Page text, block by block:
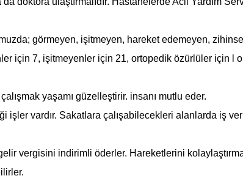
görmeyen, işitmeyen, hareket edemeyen,
için 7, işitmeyenler için 21, ortopedik özürlüler için l
yaşamı güzelleştirir. insanı mutlu eder.
vardır. Sakatlara çalışabilecekleri alan­larda iş
vergisini indirimli öderler. Hareketlerini